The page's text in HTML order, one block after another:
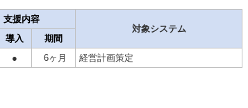
支援内容
対象システム
導入
期間
● 6ヶ月 経営計画策定